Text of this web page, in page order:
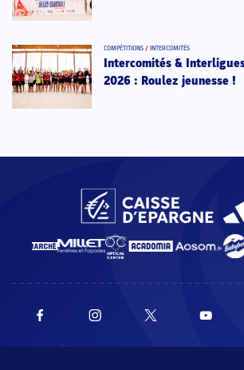
COMPÉTITIONS / INTERCOMITÉS
Intercomités &
2026 : Roulez jeunesse !